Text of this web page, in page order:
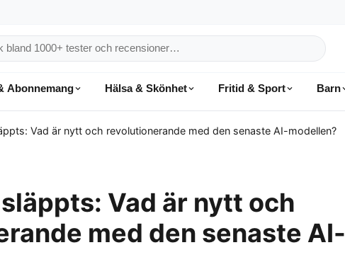
Abonnemang Hälsa & Skönhet Fritid & Sport Barn
Vad är nytt och revolutionerande med den senaste AI-modellen?
Vad är nytt och
med den senaste AI-